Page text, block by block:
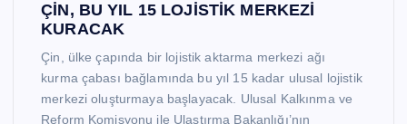
ÇİN, BU YIL 15 LOJİSTİK MERKEZİ
KURACAK
Çin, ülke çapında bir lojistik aktarma merkezi ağı
kurma çabası bağlamında bu yıl 15 kadar ulusal lojistik
merkezi oluşturmaya başlayacak. Ulusal Kalkınma ve
Reform Komisyonu ile Ulaştırma Bakanlığı’nın